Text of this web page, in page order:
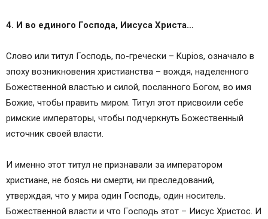
4. И во единого Господа, Иисуса Христа…
Слово или титул Господь, по-гречески – Kupios, означало в
эпоху возникновения христианства – вождя, наделенного
Божественной властью и силой, посланного Богом, во имя
Божие, чтобы править миром. Титул этот присвоили себе
римские императоры, чтобы подчеркнуть Божественный
источник своей власти.
И именно этот титул не признавали за императором
христиане, не боясь ни смерти, ни преследований,
утверждая, что у мира один Господь, один носитель.
Божественной власти и что Господь этот – Иисус Христос. И